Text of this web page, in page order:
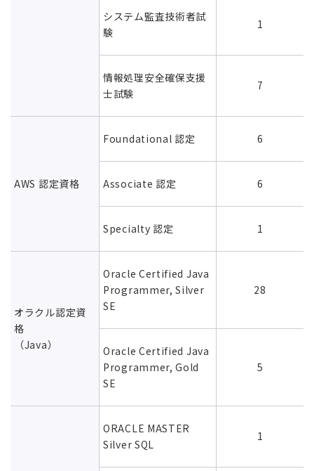
システム監査技術者試
験
1
情報処理安全確保支援
士試験
7
AWS 認定資格
Foundational 認定 6
Associate 認定 6
Specialty 認定 1
オラクル認定資
格
（Java）
Oracle Certified Java
Programmer, Silver
SE
28
Oracle Certified Java
Programmer, Gold
SE
5
ORACLE MASTER
Silver SQL
1